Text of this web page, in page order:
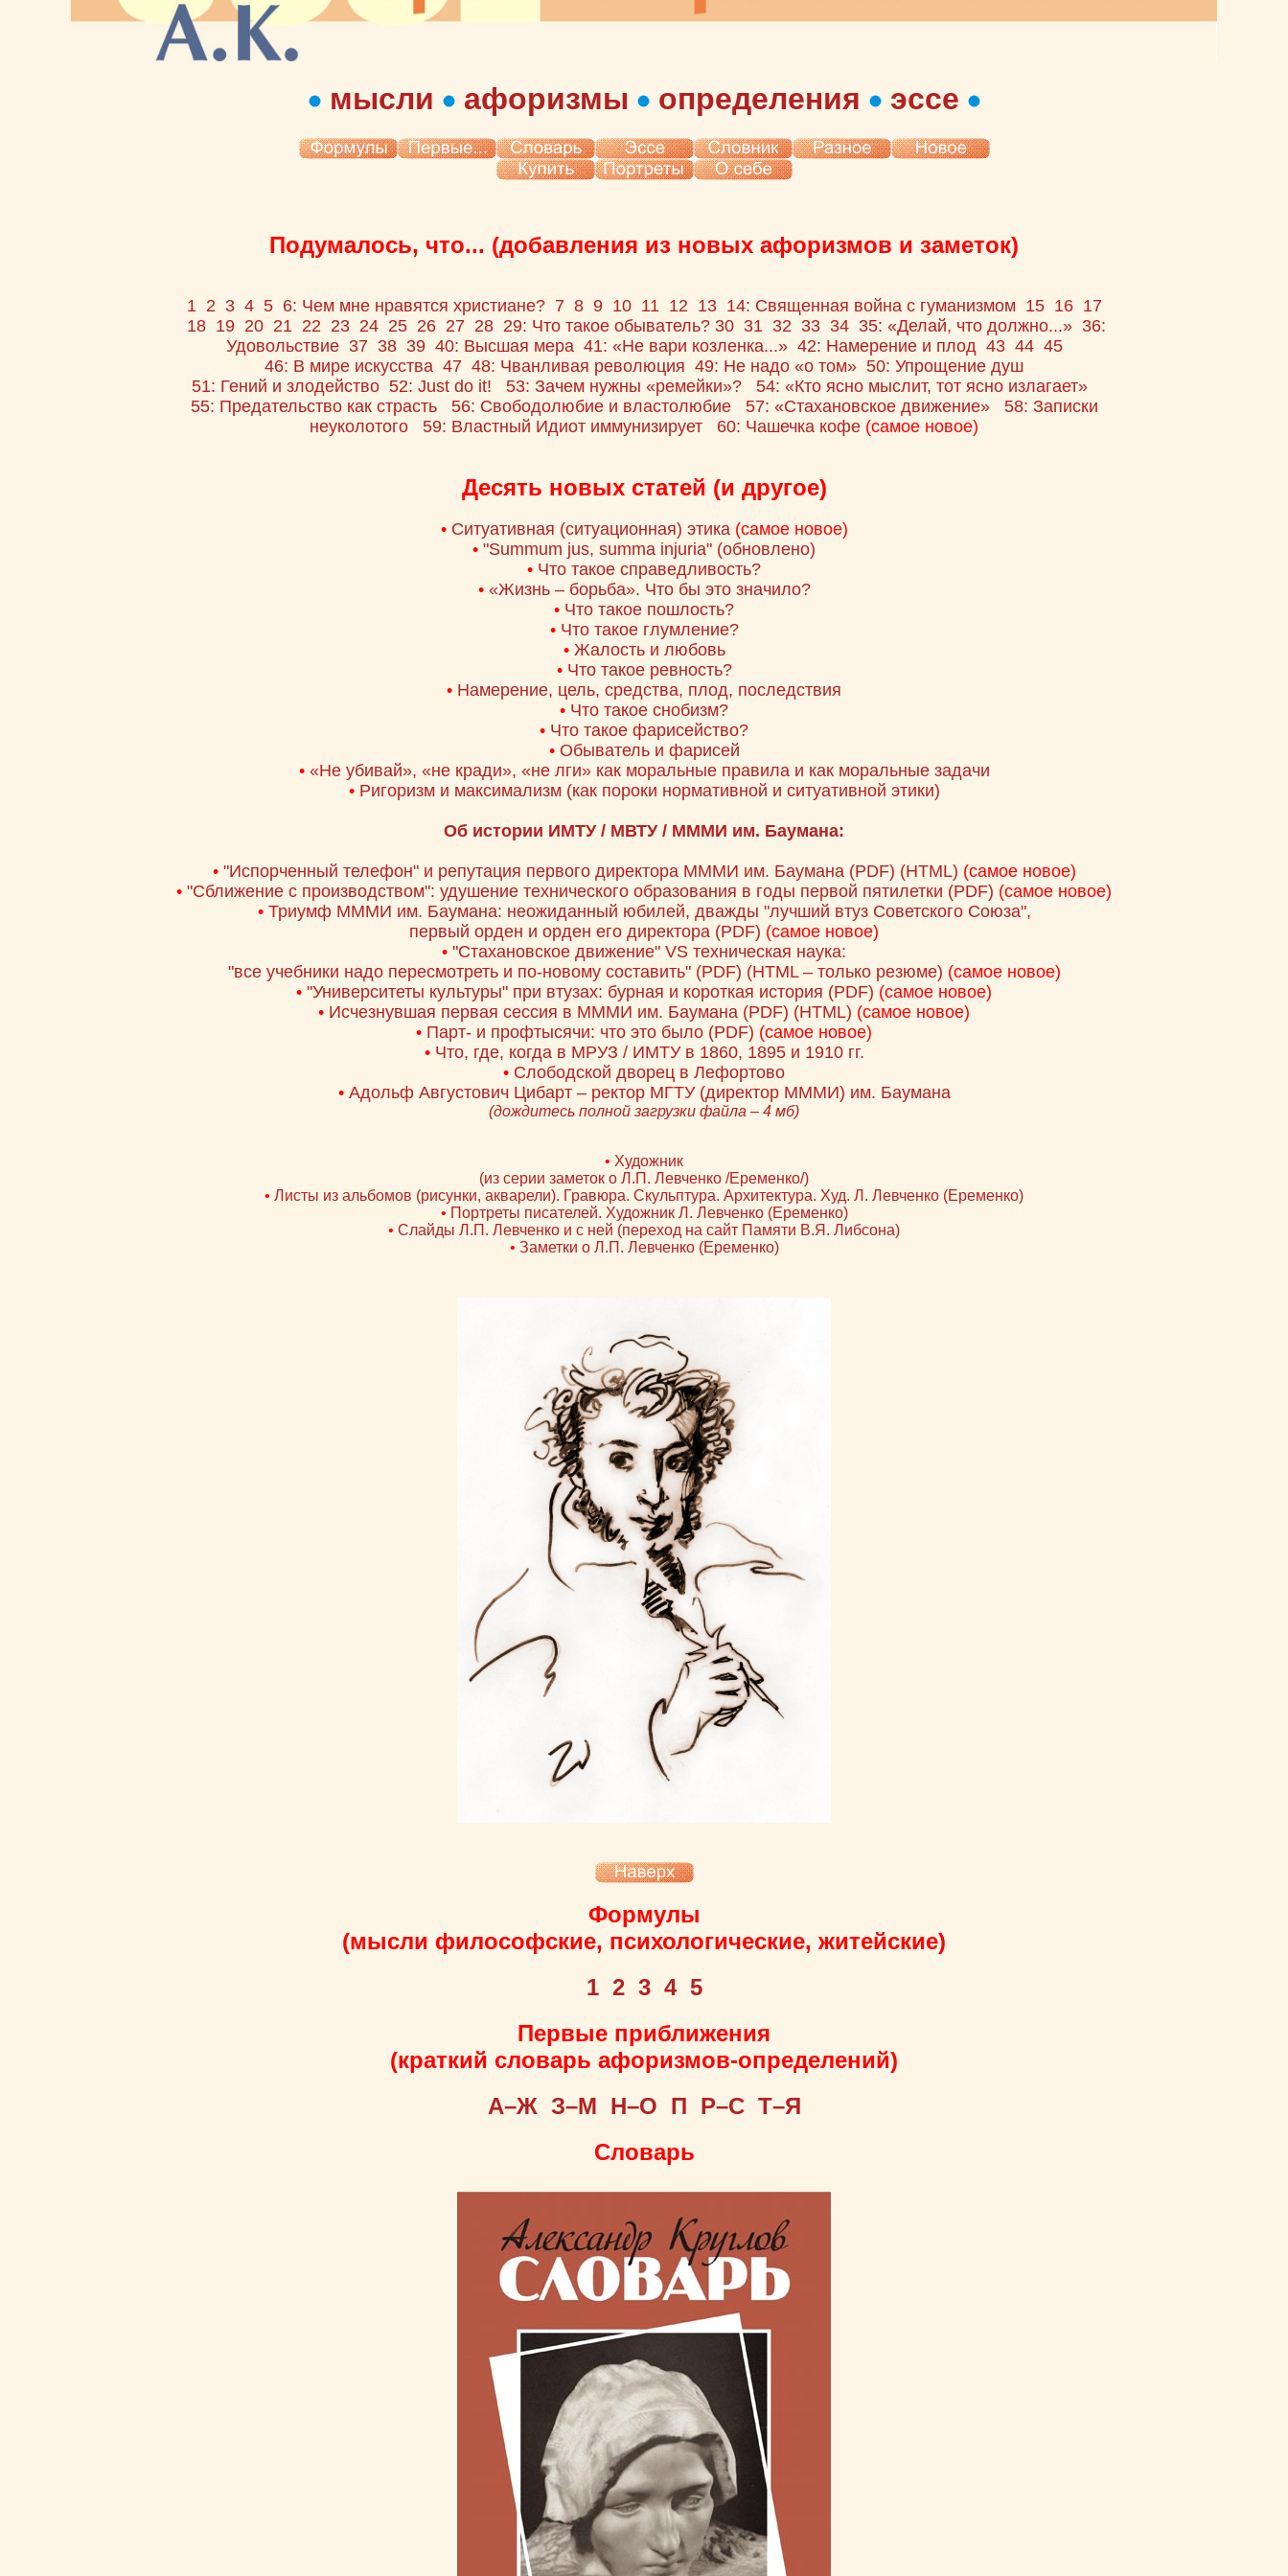
мысли афоризмы определения эссе
Подумалось, что... (добавления из новых афоризмов и заметок)
1 2 3 4 5 6: Чем мне нравятся христиане? 7 8 9 10 11 12 13 14: Священная война с гуманизмом 15 16 17
18 19 20 21 22 23 24 25 26 27 28 29: Что такое обыватель? 30 31 32 33 34 35: «Делай, что должно...» 36:
Удовольствие 37 38 39 40: Высшая мера 41: «Не вари козленка...» 42: Намерение и плод 43 44 45
46: В мире искусства 47 48: Чванливая революция 49: Не надо «о том» 50: Упрощение душ
51: Гений и злодейство 52: Just do it! 53: Зачем нужны «ремейки»?
54: «Кто ясно мыслит, тот ясно излагает»
55: Предательство как страсть
56: Свободолюбие и властолюбие 57: «Стахановское движение»
58: Записки
неуколотого
59: Властный Идиот иммунизирует 60: Чашечка кофе (самое новое)
Десять новых статей (и другое)
• Ситуативная (ситуационная) этика (самое новое)
• "Summum jus, summa injuria" (обновлено)
• Что такое справедливость?
• «Жизнь – борьба». Что бы это значило?
• Что такое пошлость?
• Что такое глумление?
• Жалость и любовь
• Что такое ревность?
• Намерение, цель, средства, плод, последствия
• Что такое снобизм?
• Что такое фарисейство?
• Обыватель и фарисей
• «Не убивай», «не кради», «не лги» как моральные правила и как моральные задачи
• Ригоризм и максимализм (как пороки нормативной и ситуативной этики)
Об истории ИМТУ / МВТУ / МММИ им. Баумана:
• "Испорченный телефон" и репутация первого директора МММИ им. Баумана(PDF) (HTML) (самое новое)
• "Сближение с производством": удушение технического образования в годы первой пятилетки (PDF) (самое новое)
• Триумф МММИ им. Баумана: неожиданный юбилей, дважды "лучший втуз Советского Союза",
первый орден и орден его директора (PDF) (самое новое)
• "Стахановское движение" VS техническая наука:
"все учебники надо пересмотреть и по-новому составить"(PDF) (HTML – только резюме) (самое новое)
• "Университеты культуры" при втузах: бурная и короткая история (PDF) (самое новое)
• Исчезнувшая первая сессия в МММИ им. Баумана (PDF) (HTML) (самое новое)
• Парт- и профтысячи: что это было (PDF) (самое новое)
• Что, где, когда в МРУЗ / ИМТУ в 1860, 1895 и 1910 гг.
• Слободской дворец в Лефортово
• Адольф Августович Цибарт – ректор МГТУ (директор МММИ) им. Баумана
(дождитесь полной загрузки файла – 4 мб)
• Художник
(из серии заметок о Л.П. Левченко /Еременко/)
• Листы из альбомов (рисунки, акварели). Гравюра. Скульптура. Архитектура. Худ. Л. Левченко (Еременко)
• Портреты писателей. Художник Л. Левченко (Еременко)
• Слайды Л.П. Левченко и с ней (переход на сайт Памяти В.Я. Либсона)
• Заметки о Л.П. Левченко (Еременко)
Формулы
(мысли философские, психологические, житейские)
1 2 3 4 5
Первые приближения
(краткий словарь афоризмов-определений)
А–Ж З–М Н–О П Р–С Т–Я
Словарь